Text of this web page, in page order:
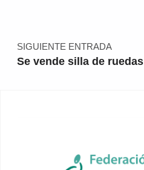
SIGUIENTE ENTRADA
Se vende silla de ruedas